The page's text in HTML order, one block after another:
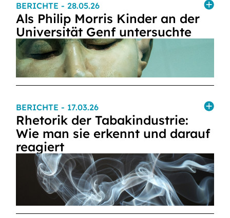
BERICHTE - 28.05.26
Als Philip Morris Kinder an der
Universität Genf untersuchte
BERICHTE - 17.03.26
Rhetorik der Tabakindustrie:
Wie man sie erkennt und darauf
reagiert